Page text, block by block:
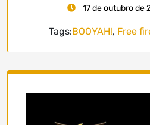
17 de outubro de
Tags:BOOYAH!, Free